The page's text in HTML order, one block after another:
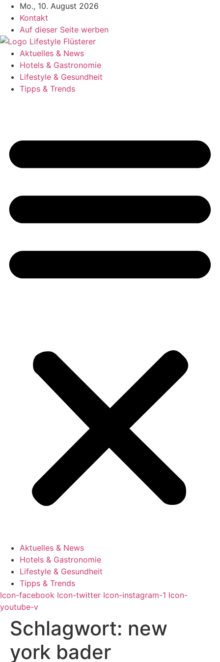
Zum
Inhalt
springen
Mo., 10. August 2026
Kontakt
Auf dieser Seite werben
Aktuelles & News
Hotels & Gastronomie
Lifestyle & Gesundheit
Tipps & Trends
Aktuelles & News
Hotels & Gastronomie
Lifestyle & Gesundheit
Tipps & Trends
Icon-facebook Icon-twitter Icon-instagram-1 Icon-
youtube-v
Schlagwort: new
york bader